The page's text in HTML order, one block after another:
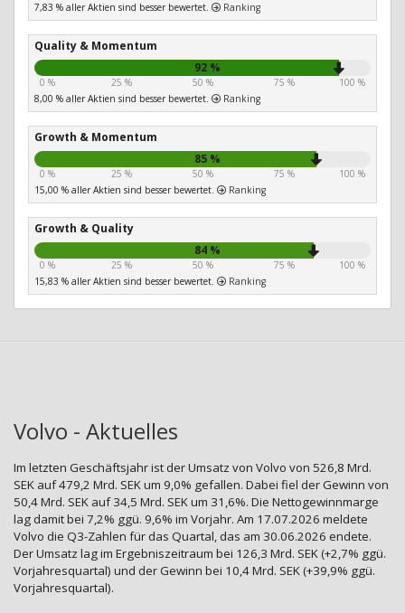
7,83 % aller Aktien sind besser bewertet.
Ranking
Quality & Momentum
92 %
0 % 25 % 50 % 75 %
100 %
8,00 % aller Aktien sind besser bewertet.
Ranking
Growth & Momentum
85 %
0 % 25 % 50 % 75 %
100 %
15,00 % aller Aktien sind besser bewertet.
Ranking
Growth & Quality
84 %
0 % 25 % 50 % 75 %
100 %
15,83 % aller Aktien sind besser bewertet.
Ranking
Volvo - Aktuelles
Im letzten Geschäftsjahr ist der Umsatz von Volvo von 526,8 Mrd.
SEK auf 479,2 Mrd. SEK um 9,0% gefallen. Dabei fiel der Gewinn von
50,4 Mrd. SEK auf 34,5 Mrd. SEK um 31,6%. Die Nettogewinnmarge
lag damit bei 7,2% ggü. 9,6% im Vorjahr. Am 17.07.2026 meldete
Volvo die Q3-Zahlen für das Quartal, das am 30.06.2026 endete.
Der Umsatz lag im Ergebniszeitraum bei 126,3 Mrd. SEK (+2,7% ggü.
Vorjahresquartal) und der Gewinn bei 10,4 Mrd. SEK (+39,9% ggü.
Vorjahresquartal).